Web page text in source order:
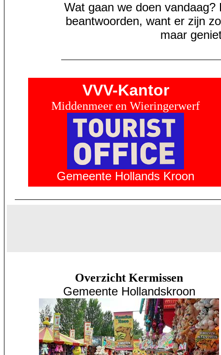
Wat gaan we doen
beantwoorden, want er zijn
maar
VVV-Kantor
Middenmeer en Wieringerwerf
Gemeente Hollands Kroon
Overzicht Kermissen
GemeenteHollandskroon